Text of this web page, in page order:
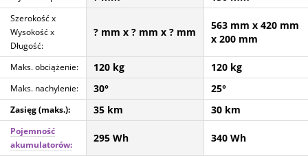
Szerokość x
Wysokość x
Długość:
? mm x ? mm x ? mm
563 mm x 420 mm
x 200 mm
Maks. obciążenie: 120 kg 120 kg
Maks. nachylenie: 30° 25°
Zasięg (maks.): 35 km 30 km
Pojemność
akumulatorów:
295 Wh 340 Wh